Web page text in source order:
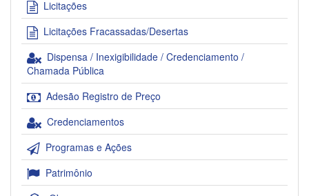
Licitações
Licitações Fracassadas/Desertas
Dispensa / Inexigibilidade / Credenciamento /
Chamada Pública
Adesão Registro de Preço
Credenciamentos
Programas e Ações
Patrimônio